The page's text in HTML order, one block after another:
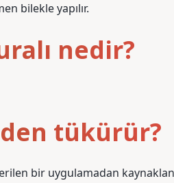
bilekle yapılır.
nedir?
tükürür?
bir uygulamadan